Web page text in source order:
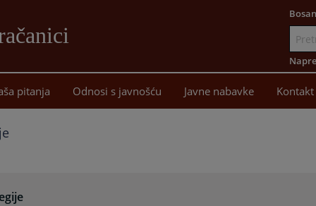
sadržaj
pitanja Odnosi s javnošću Javne nabavke Kontakt